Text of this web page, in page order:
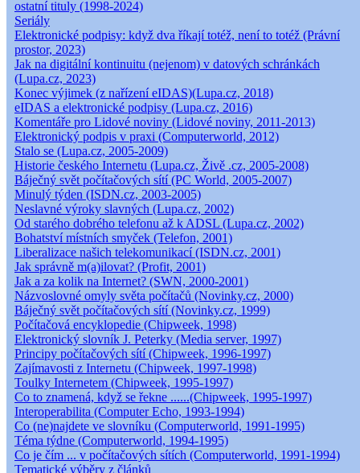
ostatní tituly (1998-2024)
Seriály
Elektronické podpisy: když dva říkají totéž, není to totéž (Právní
prostor, 2023)
Jak na digitální kontinuitu (nejenom) v datových schránkách
(Lupa.cz, 2023)
Konec výjimek (z nařízení eIDAS)(Lupa.cz, 2018)
eIDAS a elektronické podpisy (Lupa.cz, 2016)
Komentáře pro Lidové noviny (Lidové noviny, 2011-2013)
Elektronický podpis v praxi (Computerworld, 2012)
Stalo se (Lupa.cz, 2005-2009)
Historie českého Internetu (Lupa.cz, Živě .cz, 2005-2008)
Báječný svět počítačových sítí (PC World, 2005-2007)
Minulý týden (ISDN.cz, 2003-2005)
Neslavné výroky slavných (Lupa.cz, 2002)
Od starého dobrého telefonu až k ADSL (Lupa.cz, 2002)
Bohatství místních smyček (Telefon, 2001)
Liberalizace našich telekomunikací (ISDN.cz, 2001)
Jak správně m(a)ilovat? (Profit, 2001)
Jak a za kolik na Internet? (SWN, 2000-2001)
Názvoslovné omyly světa počítačů (Novinky.cz, 2000)
Báječný svět počítačových sítí (Novinky.cz, 1999)
Počítačová encyklopedie (Chipweek, 1998)
Elektronický slovník J. Peterky (Media server, 1997)
Principy počítačových sítí (Chipweek, 1996-1997)
Zajímavosti z Internetu (Chipweek, 1997-1998)
Toulky Internetem (Chipweek, 1995-1997)
Co to znamená, když se řekne ......(Chipweek, 1995-1997)
Interoperabilita (Computer Echo, 1993-1994)
Co (ne)najdete ve slovníku (Computerworld, 1991-1995)
Téma týdne (Computerworld, 1994-1995)
Co je čím ... v počítačových sítích (Computerworld, 1991-1994)
Tematické výběry z článků